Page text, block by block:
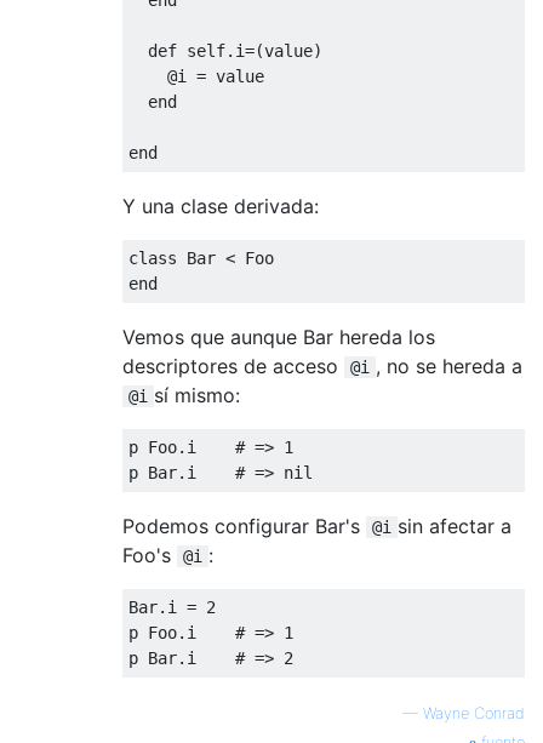
def self. i=(value)
@i
= value
end
end
Y una clase derivada:
class Bar < Foo
end
Vemos que aunque Bar hereda los
descriptores de acceso
@i , no se hereda a
@i sí mismo:
p Foo. i # => 1
p Bar. i # => nil
Podemos configurar Bar's @i sin afectar a
Foo's
@i :
Bar. i = 2
p Foo. i # => 1
p Bar. i # => 2
— Wayne Conrad